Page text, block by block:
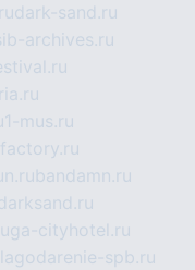
dark-sand.ru
archives.ru
1-mus.ru
bandamn.ru
cityhotel.ru
spb.ru